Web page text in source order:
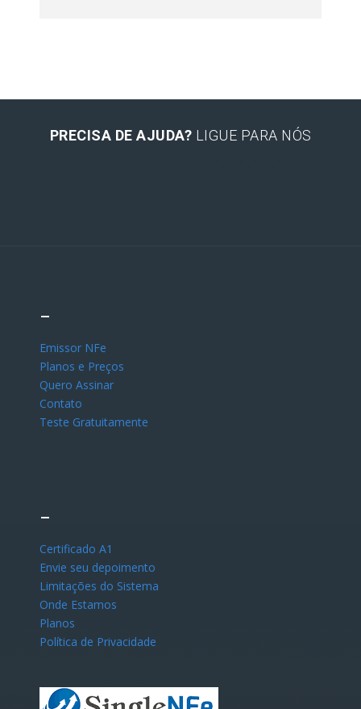
PRECISA DE AJUDA? LIGUE PARA NÓS
–
Emissor NFe
Planos e Preços
Quero Assinar
Contato
Teste Gratuitamente
–
Certificado A1
Envie seu depoimento
Limitações do Sistema
Onde Estamos
Planos
Política de Privacidade